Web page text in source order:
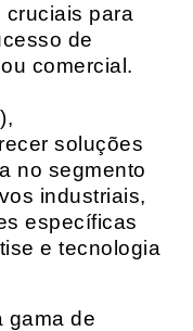
para
de
comercial.
),
soluções
no segmento
industriais,
específicas
e tecnologia
gama de